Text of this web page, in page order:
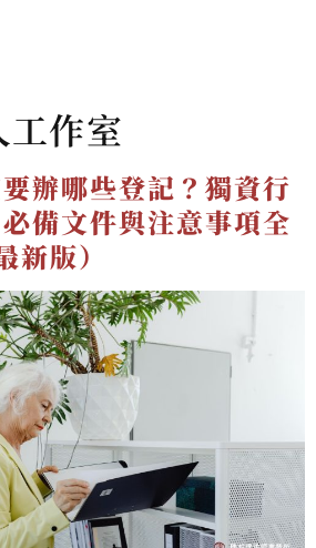
工作室
辦哪些登記？獨資行
備文件與注意事項全
版）